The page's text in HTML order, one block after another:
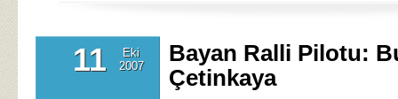
11
Eki
2007
Bayan Ralli Pilotu:
Çetinkaya